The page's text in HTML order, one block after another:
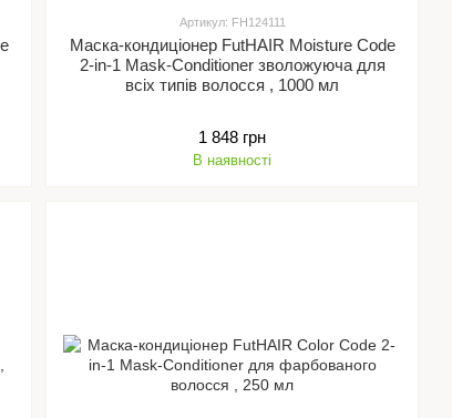
Артикул: FH124111
Маска-кондиціонер FutHAIR Moisture Code
2-in-1 Mask-Conditioner зволожуюча для
всіх типів волосся , 1000 мл
1 848 грн
В наявності